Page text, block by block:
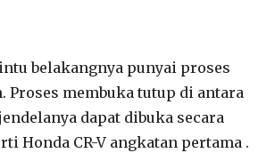
belakangnya punyai proses
Proses membuka tutup di antara
dapat dibuka secara
Honda CR-V angkatan pertama .